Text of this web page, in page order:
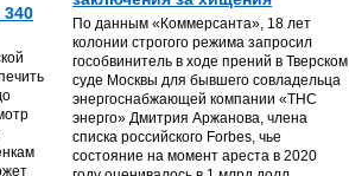
340
По данным «Коммерсанта», 18 лет
колонии строгого режима запросил
гособвинитель в ходе прений в Тверском
суде Москвы для бывшего совладельца
энергоснабжающей компании «ТНС
энерго» Дмитрия Аржанова, члена
списка российского Forbes, чье
состояние на момент ареста в 2020